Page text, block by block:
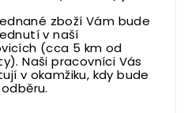
zboží Vám bude
v naší
(cca 5 km od
). Naši pracovníci Vás
v okamžiku, kdy bude